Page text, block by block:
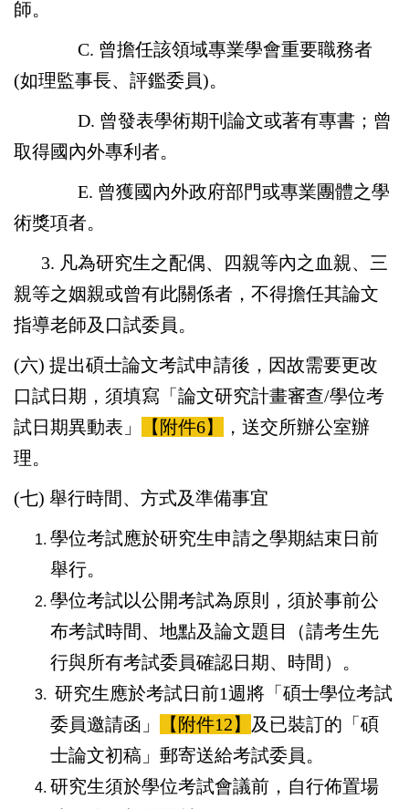
師。
C. 曾擔任該領域專業學會重要職務者
(如理監事長、評鑑委員)。
D. 曾發表學術期刊論文或著有專書；曾
取得國內外專利者。
E. 曾獲國內外政府部門或專業團體之學
術獎項者。
3. 凡為研究生之配偶、四親等內之血親、三
親等之姻親或曾有此關係者，不得擔任其論文
指導老師及口試委員。
(六) 提出碩士論文考試申請後，因故需要更改
口試日期，須填寫「論文研究計畫審查/學位考
試日期異動表」
【附件6】
，送交所辦公室辦
理。
(七) 舉行時間、方式及準備事宜
學位考試應於研究生申請之學期結束日前
舉行。
學位考試以公開考試為原則，須於事前公
布考試時間、地點及論文題目（請考生先
行與所有考試委員確認日期、時間）。
研究生應於考試日前1週將「碩士學位考試
委員邀請函」
【附件12】 及已裝訂的「碩
士論文初稿」郵寄送給考試委員。
研究生須於學位考試會議前，自行佈置場